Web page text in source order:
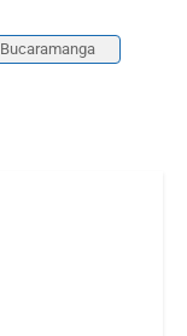
Bucaramanga